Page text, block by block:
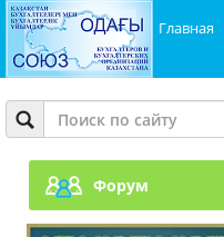
Главная
Форум